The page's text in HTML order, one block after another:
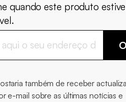
quando este produto
também de receber
e-mail sobre as últimas notícias e